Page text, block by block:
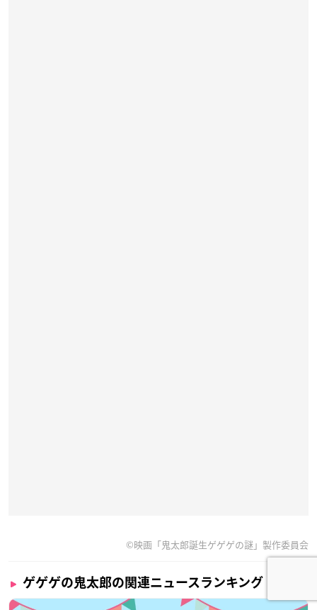
©映画「鬼太郎誕生ゲゲゲの謎」製作委員会
ゲゲゲの鬼太郎の関連ニュースランキング